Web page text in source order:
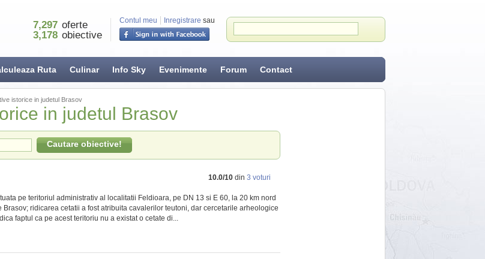
Contul meu Inregistrare sau
7,297 oferte
3,178 obiective
Ruta Culinar Info Sky Evenimente Forum Contact
istorice in judetul Brasov
in judetul Brasov
Cautare obiective!
10.0/10din 3 voturi
pe teritoriul administrativ al localitatii Feldioara, pe DN 13 si E 60, la 20 km nord
Brasov; ridicarea cetatii a fost atribuita cavalerilor teutoni, dar cercetarile arheologice
faptul ca pe acest teritoriu nu a existat o cetate di...